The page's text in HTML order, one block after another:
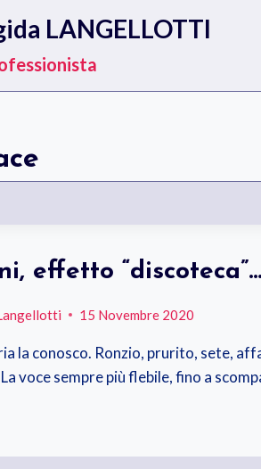
LANGELLOTTI
effetto
15 Novembre 2020
la conosco. Ronzio, prurito, sete,
voce sempre più flebile, fino a